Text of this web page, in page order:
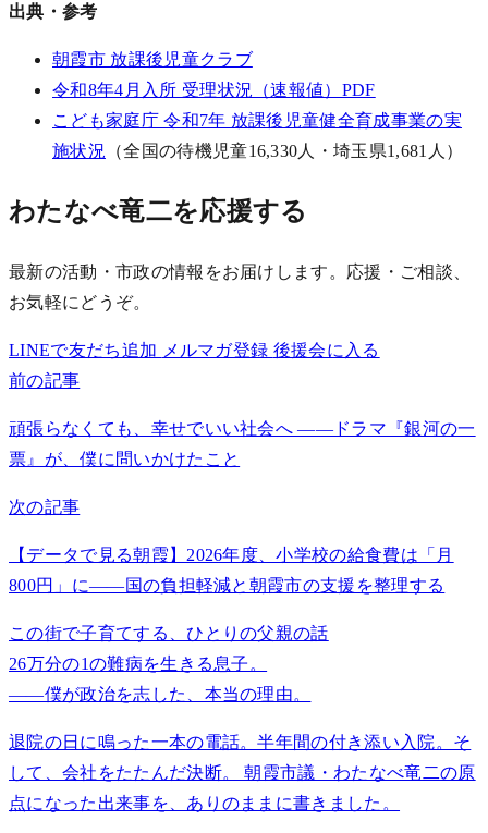
出典・参考
朝霞市 放課後児童クラブ
令和8年4月入所 受理状況（速報値）PDF
こども家庭庁 令和7年 放課後児童健全育成事業の実
施状況 （全国の待機児童16,330人・埼玉県1,681人）
わたなべ竜二を応援する
最新の活動・市政の情報をお届けします。応援・ご相談、
お気軽にどうぞ。
LINEで友だち追加 メルマガ登録 後援会に入る
前の記事
頑張らなくても、幸せでいい社会へ ――ドラマ『銀河の一
票』が、僕に問いかけたこと
次の記事
【データで見る朝霞】2026年度、小学校の給食費は「月
800円」に——国の負担軽減と朝霞市の支援を整理する
この街で子育てする、ひとりの父親の話
26万分の1の難病を生きる息子。
——僕が政治を志した、本当の理由。
退院の日に鳴った一本の電話。半年間の付き添い入院。そ
して、会社をたたんだ決断。 朝霞市議・わたなべ竜二の原
点になった出来事を、ありのままに書きました。